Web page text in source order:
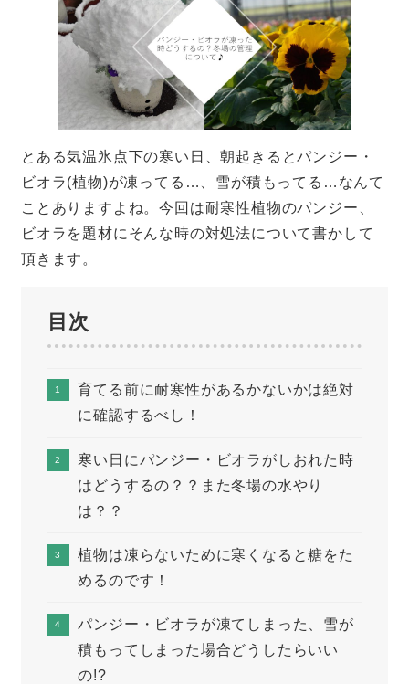
とある気温氷点下の寒い日、朝起きるとパンジー・
ビオラ(植物)が凍ってる…、雪が積もってる…なんて
ことありますよね。今回は耐寒性植物のパンジー、
ビオラを題材にそんな時の対処法について書かして
頂きます。
目次
育てる前に耐寒性があるかないかは絶対
に確認するべし！
寒い日にパンジー・ビオラがしおれた時
はどうするの？？また冬場の水やり
は？？
植物は凍らないために寒くなると糖をた
めるのです！
パンジー・ビオラが凍てしまった、雪が
積もってしまった場合どうしたらいい
の!?